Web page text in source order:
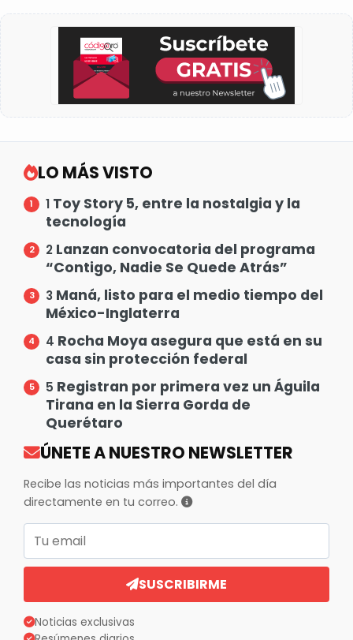
LO MÁS VISTO
1 Toy Story 5, entre la nostalgia y la
tecnología
2 Lanzan convocatoria del programa
“Contigo, Nadie Se Quede Atrás”
3 Maná, listo para el medio tiempo del
México-Inglaterra
4 Rocha Moya asegura que está en su
casa sin protección federal
5 Registran por primera vez un Águila
Tirana en la Sierra Gorda de
Querétaro
ÚNETE A NUESTRO NEWSLETTER
Recibe las noticias más importantes del día
directamente en tu correo.
Correo electrónico
SUSCRIBIRME
Noticias exclusivas